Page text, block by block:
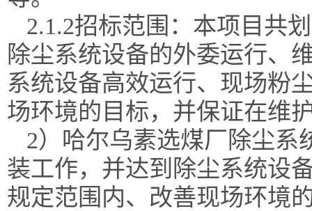
2.1.2招标范围： 本项目共
除尘系统设备的外委运行、
系统设备高效运行、现场粉
场环境的目标，并保证在维
2） 哈尔乌素选煤厂除尘系
装工作，并达到除尘系统设
规定范围内、改善现场环境